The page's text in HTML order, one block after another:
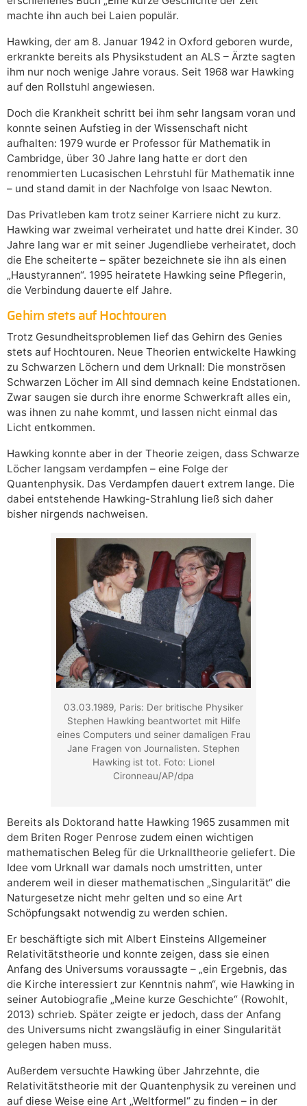
machte ihn auch bei Laien populär.
Hawking, der am 8. Januar 1942 in Oxford geboren wurde,
erkrankte bereits als Physikstudent an ALS – Ärzte sagten
ihm nur noch wenige Jahre voraus. Seit 1968 war Hawking
auf den Rollstuhl angewiesen.
Doch die Krankheit schritt bei ihm sehr langsam voran und
konnte seinen Aufstieg in der Wissenschaft nicht
aufhalten: 1979 wurde er Professor für Mathematik in
Cambridge, über 30 Jahre lang hatte er dort den
renommierten Lucasischen Lehrstuhl für Mathematik inne
– und stand damit in der Nachfolge von Isaac Newton.
Das Privatleben kam trotz seiner Karriere nicht zu kurz.
Hawking war zweimal verheiratet und hatte drei Kinder. 30
Jahre lang war er mit seiner Jugendliebe verheiratet, doch
die Ehe scheiterte – später bezeichnete sie ihn als einen
„Haustyrannen“. 1995 heiratete Hawking seine Pflegerin,
die Verbindung dauerte elf Jahre.
Gehirn stets auf Hochtouren
Trotz Gesundheitsproblemen lief das Gehirn des Genies
stets auf Hochtouren. Neue Theorien entwickelte Hawking
zu Schwarzen Löchern und dem Urknall: Die monströsen
Schwarzen Löcher im All sind demnach keine Endstationen.
Zwar saugen sie durch ihre enorme Schwerkraft alles ein,
was ihnen zu nahe kommt, und lassen nicht einmal das
Licht entkommen.
Hawking konnte aber in der Theorie zeigen, dass Schwarze
Löcher langsam verdampfen – eine Folge der
Quantenphysik. Das Verdampfen dauert extrem lange. Die
dabei entstehende Hawking-Strahlung ließ sich daher
bisher nirgends nachweisen.
03.03.1989, Paris: Der britische Physiker
Stephen Hawking beantwortet mit Hilfe
eines Computers und seiner damaligen Frau
Jane Fragen von Journalisten. Stephen
Hawking ist tot. Foto: Lionel
Cironneau/AP/dpa
Bereits als Doktorand hatte Hawking 1965 zusammen mit
dem Briten Roger Penrose zudem einen wichtigen
mathematischen Beleg für die Urknalltheorie geliefert. Die
Idee vom Urknall war damals noch umstritten, unter
anderem weil in dieser mathematischen „Singularität“ die
Naturgesetze nicht mehr gelten und so eine Art
Schöpfungsakt notwendig zu werden schien.
Er beschäftigte sich mit Albert Einsteins Allgemeiner
Relativitätstheorie und konnte zeigen, dass sie einen
Anfang des Universums voraussagte – „ein Ergebnis, das
die Kirche interessiert zur Kenntnis nahm“, wie Hawking in
seiner Autobiografie „Meine kurze Geschichte“ (Rowohlt,
2013) schrieb. Später zeigte er jedoch, dass der Anfang
des Universums nicht zwangsläufig in einer Singularität
gelegen haben muss.
Außerdem versuchte Hawking über Jahrzehnte, die
Relativitätstheorie mit der Quantenphysik zu vereinen und
auf diese Weise eine Art „Weltformel“ zu finden – in der